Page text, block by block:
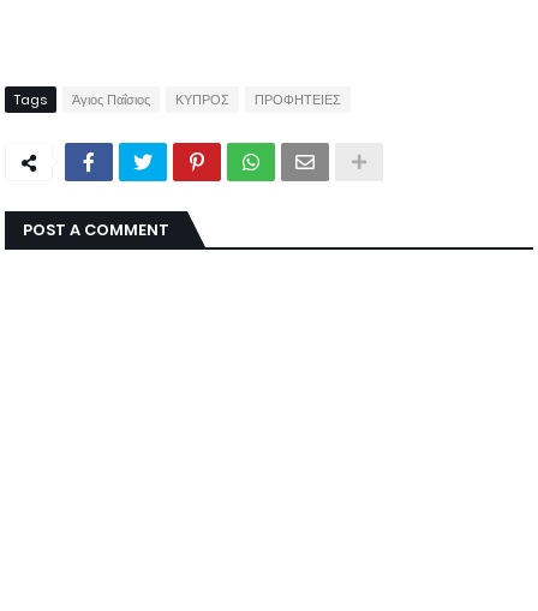
Tags Άγιος Παΐσιος ΚΥΠΡΟΣ ΠΡΟΦΗΤΕΙΕΣ
POST A COMMENT